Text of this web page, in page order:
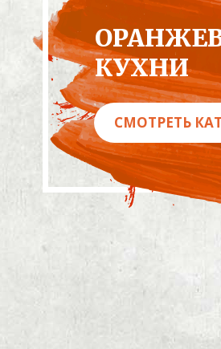
КУХНИ
СМОТРЕТЬ